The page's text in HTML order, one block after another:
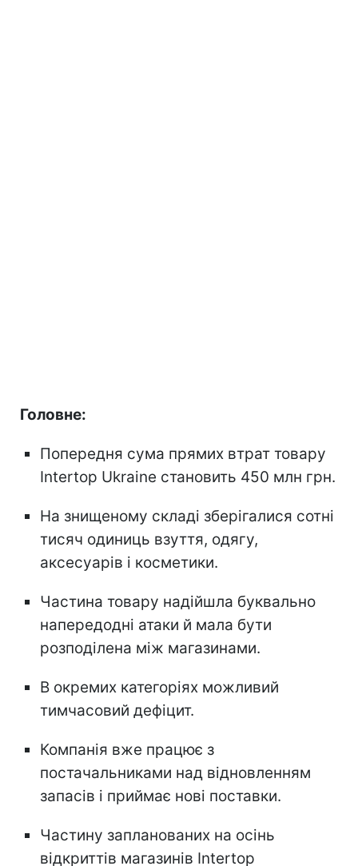
Головне:
Попередня сума прямих втрат товару
Intertop Ukraine становить 450 млн грн.
На знищеному складі зберігалися сотні
тисяч одиниць взуття, одягу,
аксесуарів і косметики.
Частина товару надійшла буквально
напередодні атаки й мала бути
розподілена між магазинами.
В окремих категоріях можливий
тимчасовий дефіцит.
Компанія вже працює з
постачальниками над відновленням
запасів і приймає нові поставки.
Частину запланованих на осінь
відкриттів магазинів Intertop